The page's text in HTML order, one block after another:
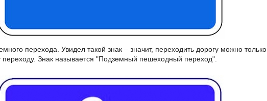
перехода. Увидел такой знак – значит, переходить дорогу можно только
Знак называется "Подземный пешеходный переход".